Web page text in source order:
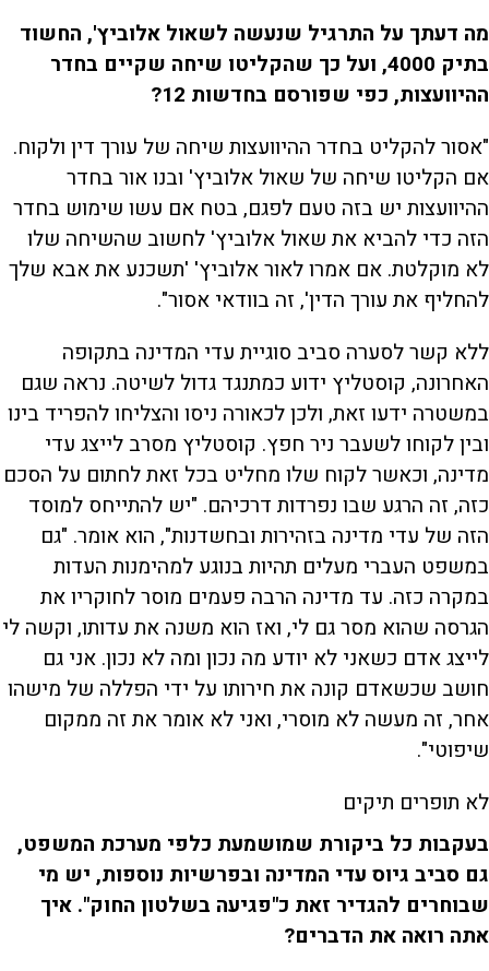
מה דעתך על התרגיל שנעשה לשאול אלוביץ', החשוד
בתיק 4000, ועל כך שהקליטו שיחה שקיים בחדר
ההיוועצות, כפי שפורסם בחדשות 12?
"אסור להקליט בחדר ההיוועצות שיחה של עורך דין ולקוח.
אם הקליטו שיחה של שאול אלוביץ' ובנו אור בחדר
ההיוועצות יש בזה טעם לפגם, בטח אם עשו שימוש בחדר
הזה כדי להביא את שאול אלוביץ' לחשוב שהשיחה שלו
לא מוקלטת. אם אמרו לאור אלוביץ' 'תשכנע את אבא שלך
להחליף את עורך הדין', זה בוודאי אסור".
ללא קשר לסערה סביב סוגיית עדי המדינה בתקופה
האחרונה, קוסטליץ ידוע כמתנגד גדול לשיטה. נראה שגם
במשטרה ידעו זאת, ולכן לכאורה ניסו והצליחו להפריד בינו
ובין לקוחו לשעבר ניר חפץ. קוסטליץ מסרב לייצג עדי
מדינה, וכאשר לקוח שלו מחליט בכל זאת לחתום על הסכם
כזה, זה הרגע שבו נפרדות דרכיהם. "יש להתייחס למוסד
הזה של עדי מדינה בזהירות ובחשדנות", הוא אומר. "גם
במשפט העברי מעלים תהיות בנוגע למהימנות העדות
במקרה כזה. עד מדינה הרבה פעמים מוסר לחוקריו את
הגרסה שהוא מסר גם לי, ואז הוא משנה את עדותו, וקשה לי
לייצג אדם כשאני לא יודע מה נכון ומה לא נכון. אני גם
חושב שכשאדם קונה את חירותו על ידי הפללה של מישהו
אחר, זה מעשה לא מוסרי, ואני לא אומר את זה ממקום
שיפוטי".
לא תופרים תיקים
בעקבות כל ביקורת שמושמעת כלפי מערכת המשפט,
גם סביב גיוס עדי המדינה ובפרשיות נוספות, יש מי
שבוחרים להגדיר זאת כ"פגיעה בשלטון החוק". איך
אתה רואה את הדברים?